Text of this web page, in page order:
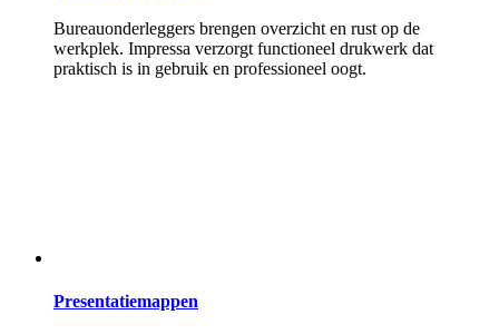
Bureauonderleggers brengen overzicht en rust op de
werkplek. Impressa verzorgt functioneel drukwerk dat
praktisch is in gebruik en professioneel oogt.
Presentatiemappen